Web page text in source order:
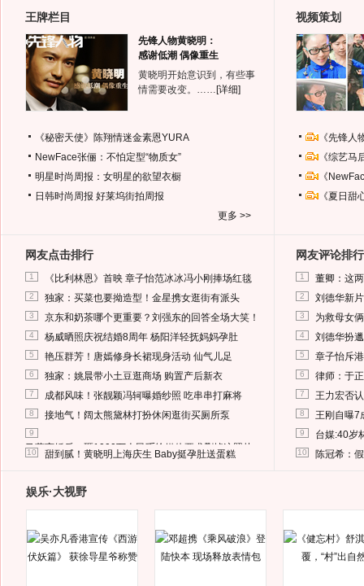
王牌栏目
先锋人物黄晓明：
感谢低潮 偶像重生
黄晓明开始意识到，有些事
情需要改变。…… [详细]
《秘密天使》陈翔情迷金素恩YURA
NewFace张俪：不怕定型“物质女”
明星时尚周报：女明星的欲望衣橱
日韩时尚周报 好莱坞街拍周报
更多 >>
视频策划
《先锋
《综艺
《
《夏日
网友点击排行
1 《比利林恩》首映 章子怡范冰冰冯小刚捧场红毯
2 独家：买菜也要拗造型！金星携女逛街有派头
3 京东和奶茶哪个更重要？刘强东的回答全场大笑！
4 杨威晒照庆祝结婚8周年 杨阳洋轻抚妈妈孕肚
5 艳压群芳！唐嫣修身长裙现身活动 仙气儿足
6 独家：姚晨带小土豆逛商场 购置产后新衣
7 成都风味！张靓颖冯轲曝婚纱照 吃串串打麻将
8 接地气！阔太熊黛林打扮休闲逛街买厕所泵
9
马蓉离婚后，砸1000万人民币给媒体要求删掉这照片
10 甜到腻！黄晓明上海庆生 Baby挺孕肚送蛋糕
网友评论排行
1 董卿：这
2 刘德华新
3 为救母女
4 刘德华扮
5 章子怡斥
6 律师：于
7 王力宏否
8 王刚自曝7
9 台媒:40岁
10 陈冠希：
娱乐·大视野